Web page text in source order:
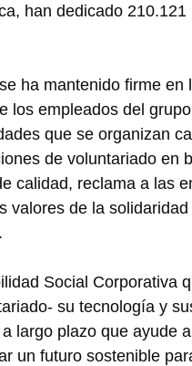
han dedicado
ha mantenido firme
los empleados del
que se organizan
de voluntariado en
calidad, reclama a las
valores de la
Social Corporativa
su tecnología y
largo plazo que ayude
un futuro sostenible